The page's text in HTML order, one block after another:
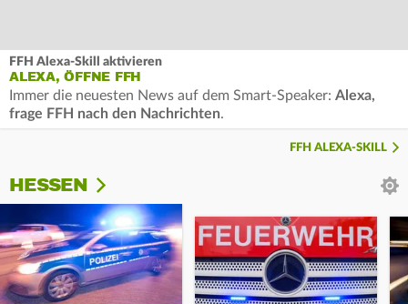
FFH Alexa-Skill aktivieren
ALEXA, ÖFFNE FFH
Immer die neuesten News auf dem Smart-Speaker: Alexa,
frage FFH nach den Nachrichten.
FFH ALEXA-SKILL
HESSEN